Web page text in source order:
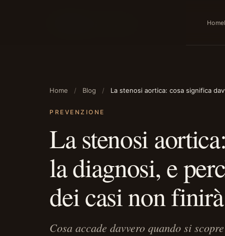
Home
Home Blog La stenosi aortica: cosa significa
PREVENZIONE
La stenosi
la diagnosi, e
dei casi non
Cosa accade davvero quando si